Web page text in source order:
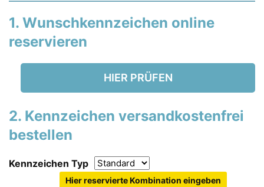
1. Wunschkennzeichen online
reservieren
HIER PRÜFEN
2. Kennzeichen versandkostenfrei
bestellen
Kennzeichen Typ
Hier reservierte Kombination eingeben